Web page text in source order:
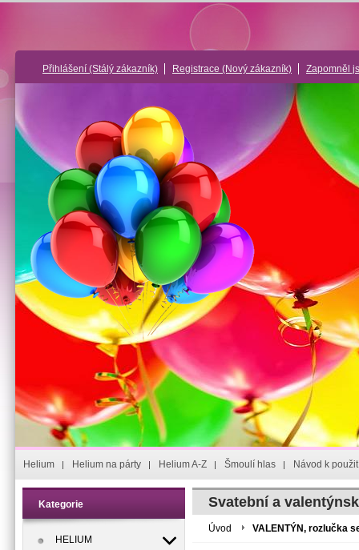
Přihlášení (Stálý zákazník) Registrace (Nový zákazník) Zapomněl
Helium Helium na párty Helium A-Z Šmoulí hlas Návod k
Kategorie
HELIUM
Svatební a
Úvod VALENTÝN, rozlučka